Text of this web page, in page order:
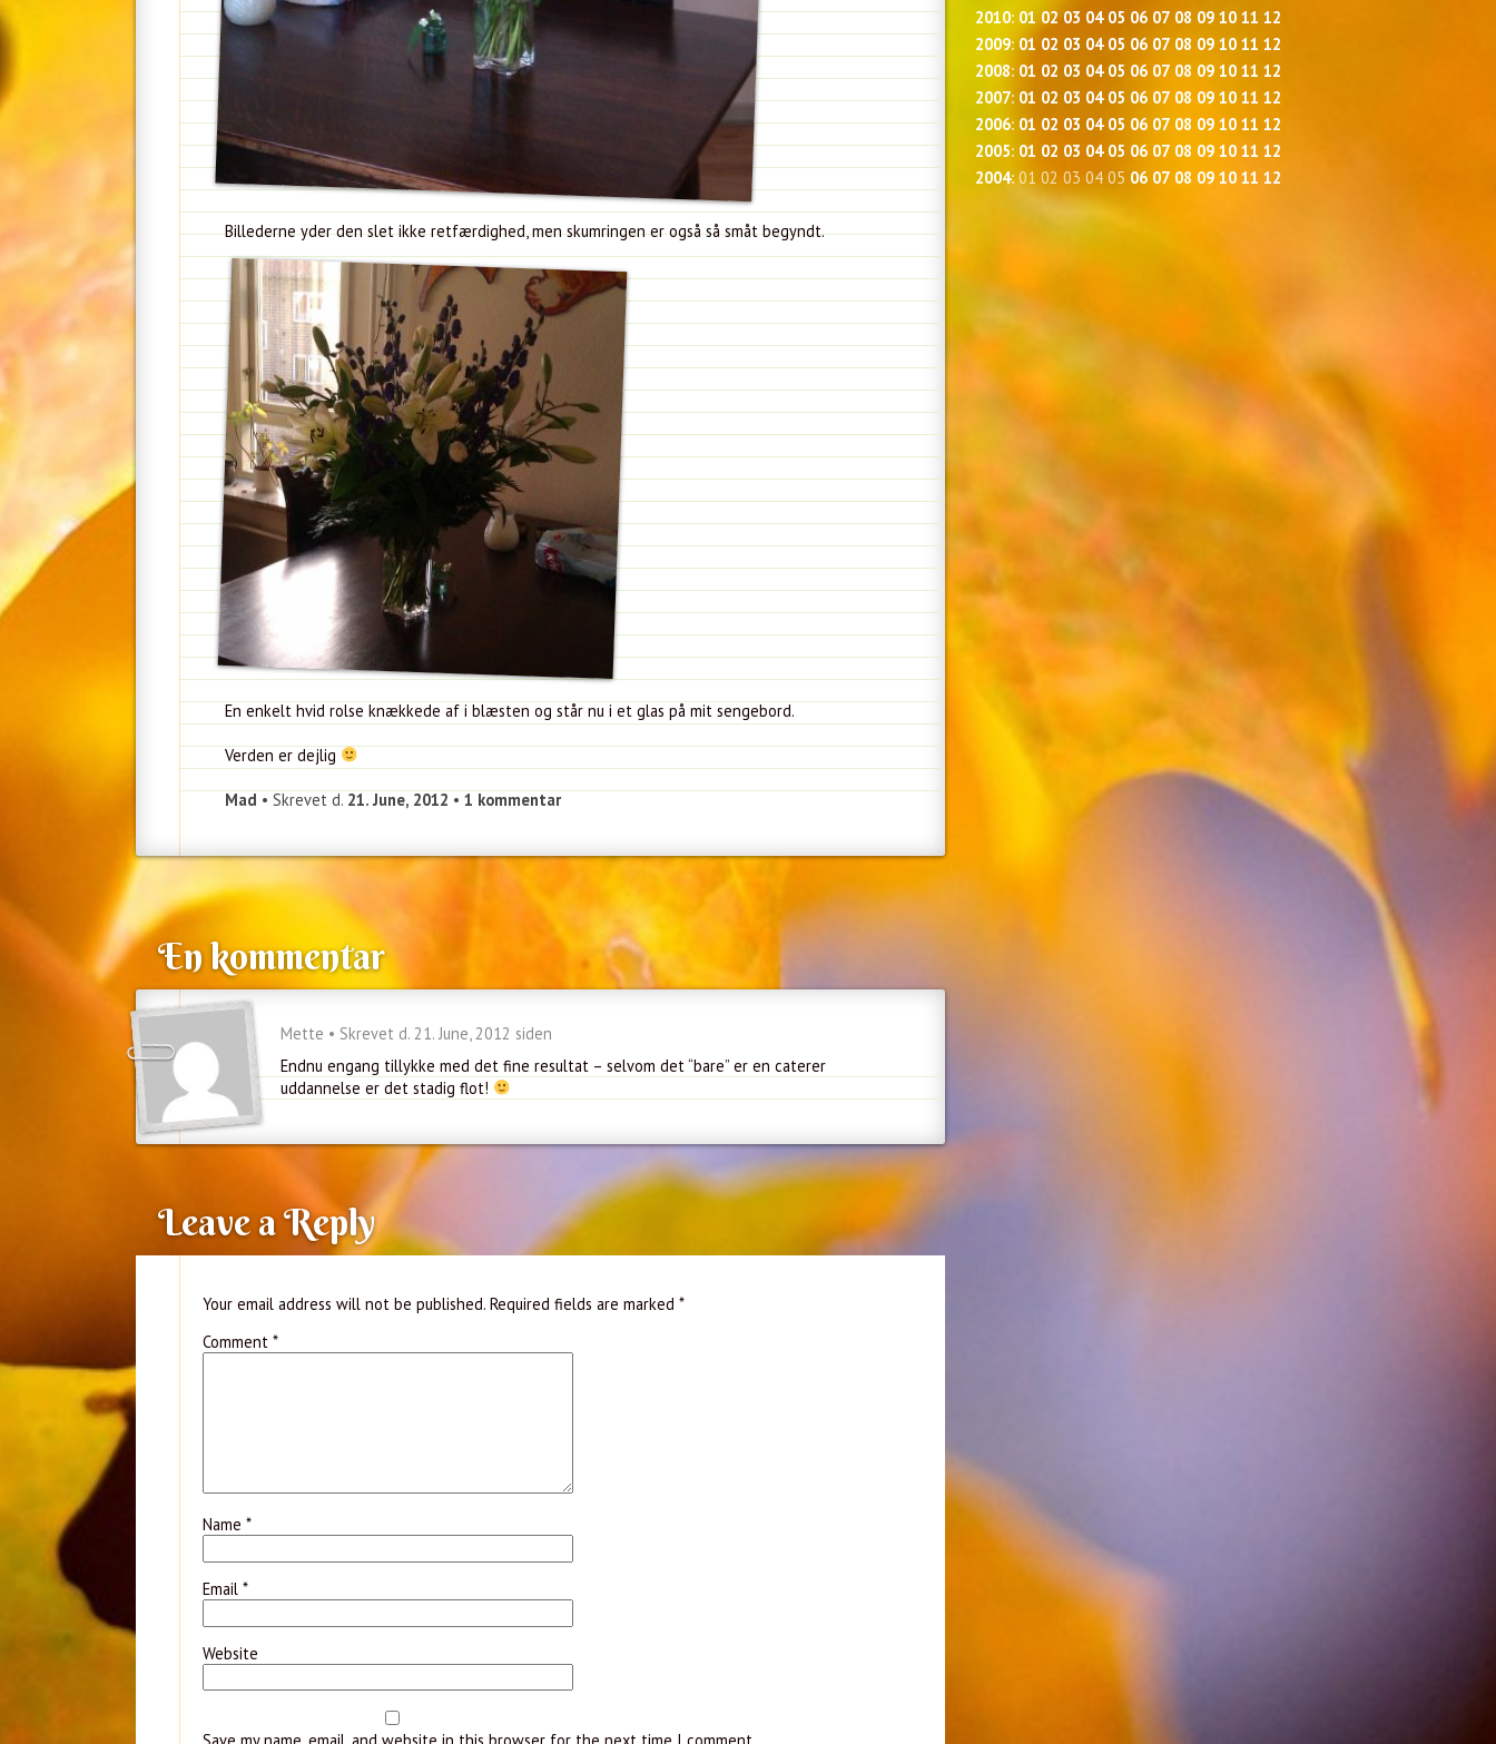
Billederne yder den slet ikke retfærdighed, men skumringen er også så småt begyndt.
En enkelt hvid rolse knækkede af i blæsten og står nu i et glas på mit sengebord.
Verden er dejlig
Mad • Skrevet d. 21. June, 2012 • 1 kommentar
En kommentar
Mette • Skrevet d. 21. June, 2012 siden
Endnu engang tillykke med det fine resultat – selvom det “bare” er en caterer
uddannelse er det stadig flot!
Leave a Reply
Your email address will not be published. Required fields are marked *
Comment *
Name *
Email *
Website
Save my name, email, and website in this browser for the next time I comment.
2010: 01 02 03 04 05 06 07 08 09 10 11 12
2009: 01 02 03 04 05 06 07 08 09 10 11 12
2008: 01 02 03 04 05 06 07 08 09 10 11 12
2007: 01 02 03 04 05 06 07 08 09 10 11 12
2006: 01 02 03 04 05 06 07 08 09 10 11 12
2005: 01 02 03 04 05 06 07 08 09 10 11 12
2004: 01 02 03 04 05 06 07 08 09 10 11 12